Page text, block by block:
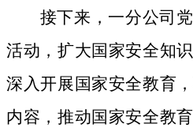
接下来，一分公司
活动，扩大国家安全知
深入开展国家安全教育
内容，推动国家安全教